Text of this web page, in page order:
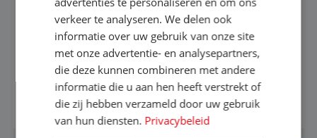
Met jouw ervaring in de reisbranche of
achtergrond in toerisme ben je klaar voor de
volgende stap. Vanaf je stoel reis je de hele
wereld over en speel je moeiteloos in op de
wensen van je team, je klant en wat er in de
reiswereld gebeurt. Met je enthousiasme weet je
BEKIJK VACATURE
verkeer te analyseren. We delen ook
informatie over uw gebruik van onze site
met onze advertentie- en analysepartners,
die deze kunnen combineren met andere
informatie die u aan hen heeft verstrekt of
die zij hebben verzameld door uw gebruik
van hun diensten. Privacybeleid